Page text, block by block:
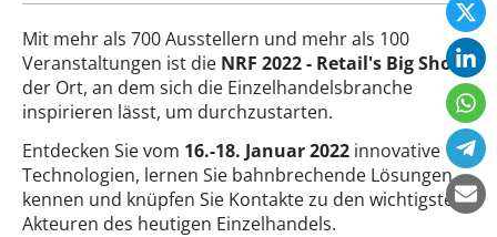
Mit mehr als 700 Ausstellern und mehr als 100
Veranstaltungen ist die NRF 2022 - Retail's Big Show
der Ort, an dem sich die Einzelhandelsbranche
inspirieren lässt, um durchzustarten.
Entdecken Sie vom 16.-18. Januar 2022 innovative
Technologien, lernen Sie bahnbrechende Lösungen
kennen und knüpfen Sie Kontakte zu den wichtigsten
Akteuren des heutigen Einzelhandels.